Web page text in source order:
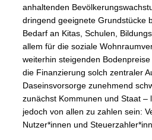
anhaltenden
dringend geeignete Grundstücke
Bedarf an Kitas, Schulen,
allem für die soziale
weiterhin steigenden
die Finanzierung solch zentraler
Daseinsvorsorge zunehmend
zunächst Kommunen und Staat –
jedoch von allen zu zahlen sein:
Nutzer*innen und